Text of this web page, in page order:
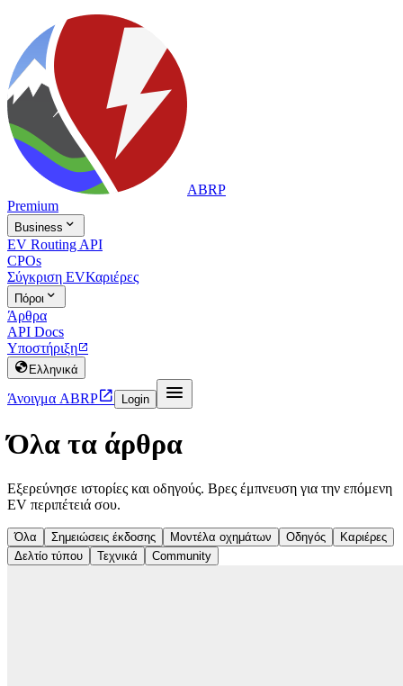
ABRP
Premium
Business 
EV Routing API
CPOs
Σύγκριση EVΚαριέρες
Πόροι 
Άρθρα
API Docs
Υποστήριξη
 Ελληνικά
Άνοιγμα ABRP Login 
Όλα τα άρθρα
Εξερεύνησε ιστορίες και οδηγούς. Βρες έμπνευση για την επόμενη
EV περιπέτειά σου.
Όλα Σημειώσεις έκδοσης Μοντέλα οχημάτων Οδηγός
Καριέρες
Δελτίο τύπου
Τεχνικά Community